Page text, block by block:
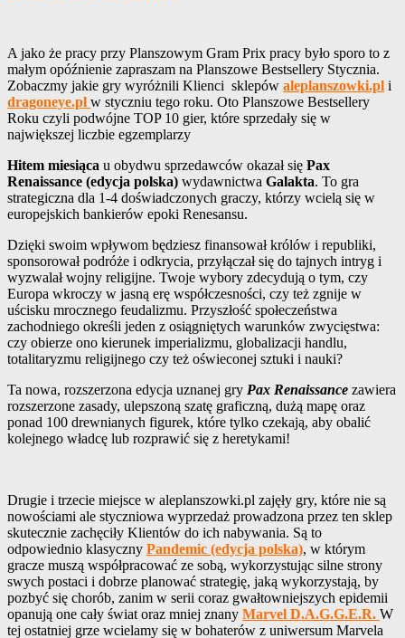
A jako że pracy przy Planszowym Gram Prix pracy było sporo to z
małym opóźnienie zapraszam na Planszowe Bestsellery Stycznia.
Zobaczmy jakie gry wyróżnili Klienci sklepów aleplanszowki.pl i
dragoneye.pl w styczniu tego roku. Oto Planszowe Bestsellery
Roku czyli podwójne TOP 10 gier, które sprzedały się w
największej liczbie egzemplarzy
Hitem miesiąca u obydwu sprzedawców okazał się Pax
Renaissance (edycja polska) wydawnictwa Galakta. To gra
strategiczna dla 1-4 doświadczonych graczy, którzy wcielą się w
europejskich bankierów epoki Renesansu.
Dzięki swoim wpływom będziesz finansował królów i republiki,
sponsorował podróże i odkrycia, przyłączał się do tajnych intryg i
wyzwalał wojny religijne. Twoje wybory zdecydują o tym, czy
Europa wkroczy w jasną erę współczesności, czy też zgnije w
uścisku mrocznego feudalizmu. Przyszłość społeczeństwa
zachodniego określi jeden z osiągniętych warunków zwycięstwa:
czy obierze ono kierunek imperializmu, globalizacji handlu,
totalitaryzmu religijnego czy też oświeconej sztuki i nauki?
Ta nowa, rozszerzona edycja uznanej gry Pax Renaissance zawiera
rozszerzone zasady, ulepszoną szatę graficzną, dużą mapę oraz
ponad 100 drewnianych figurek, które tylko czekają, aby obalić
kolejnego władcę lub rozprawić się z heretykami!
Drugie i trzecie miejsce w aleplanszowki.pl zajęły gry, które nie są
nowościami ale styczniowa wyprzedaż prowadzona przez ten sklep
skutecznie zachęciły Klientów do ich nabywania. Są to
odpowiednio klasyczny Pandemic (edycja polska), w którym
gracze muszą współpracować ze sobą, wykorzystując silne strony
swych postaci i dobrze planować strategię, jaką wykorzystają, by
pozbyć się chorób, zanim w serii coraz gwałtowniejszych epidemii
opanują one cały świat oraz mniej znany Marvel D.A.G.G.E.R. W
tej ostatniej grze wcielamy się w bohaterów z uniwersum Marvela